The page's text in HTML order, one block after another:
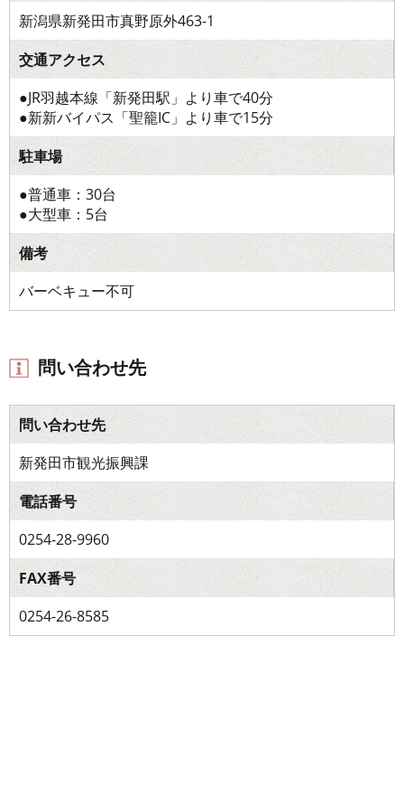
新潟県新発田市真野原外463-1
交通アクセス
●JR羽越本線「新発田駅」より車で40分
●新新バイパス「聖籠IC」より車で15分
駐車場
●普通車：30台
●大型車：5台
備考
バーベキュー不可
問い合わせ先
問い合わせ先
新発田市観光振興課
電話番号
0254-28-9960
FAX番号
0254-26-8585